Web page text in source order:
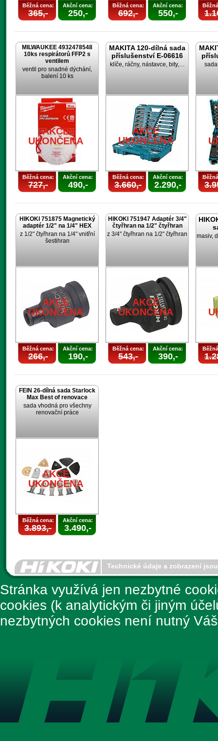
Běžná cena:
365,-
Akční cena:
250,-
Běžná cena:
692,-
Akční cena:
550,-
MILWAUKEE 4932478548
10ks respirátorů FFP2 s
ventilem
ventil pro snadné dýchání,
balení 10 ks
AKCE
UKONČENA
Běžná cena:
727,-
Akční cena:
490,-
MAKITA 120-dílná sada
příslušenství E-06616
klíče, ráčny, nástavce, bity,…
AKCE
UKONČENA
Běžná cena:
3.660,-
Akční cena:
2.290,-
HIKOKI 751875 Magnetický
adaptér 1/2" na 1/4" HEX
z 1/2" čtyřhran na 1/4" vnitřní
šestihran
AKCE
UKONČENA
Běžná cena:
266,-
Akční cena:
190,-
HIKOKI 751947 Adaptér 3/4"
čtyřhran na 1/2" čtyřhran
z 3/4" čtyřhran na 1/2" čtyřhran
AKCE
UKONČENA
Běžná cena:
543,-
Akční cena:
390,-
masiv,
FEIN 26-dílná sada Starlock
Max Best of renovace
sada vhodná pro všechny
renovační práce
AKCE
UKONČENA
Běžná cena:
3.893,-
Akční cena:
3.490,-
Technické údaje a zobrazení
Stránka využívá jen nezbytné
cookies (k analytickým či jiným
nezbytných cookies není nutný